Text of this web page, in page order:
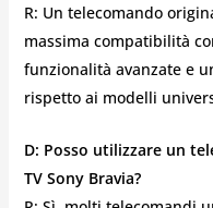
R: Un telecomando
massima compatibilità
funzionalità avanzate e
rispetto ai modelli
D: Posso utilizzare un
TV Sony Bravia?